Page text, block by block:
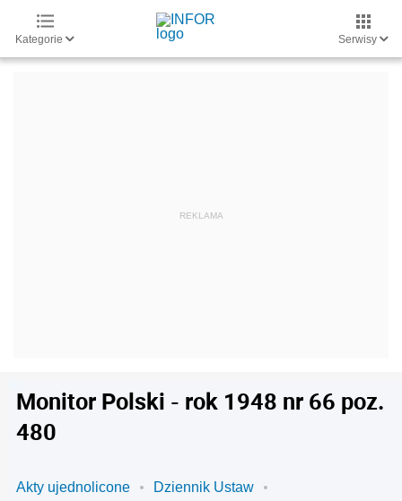
Kategorie Serwisy
Monitor Polski - rok 1948 nr 66 poz.
480
Akty ujednolicone
Dziennik Ustaw